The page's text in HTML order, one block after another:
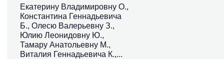
Екатерину Владимировну О.,
Константина Геннадьевича
Б., Олесю Валерьевну З.,
Юлию Леонидовну Ю.,
Тамару Анатольевну М.,
Виталия Геннадьевича К.,...